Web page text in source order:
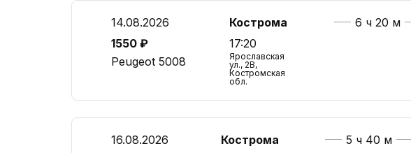
14.08.2026
1550 ₽
Peugeot 5008
Кострома
17:20
Ярославская
ул., 2В,
Костромская
обл.
6 ч 20 м
16.08.2026
Кострома
5 ч 40 м